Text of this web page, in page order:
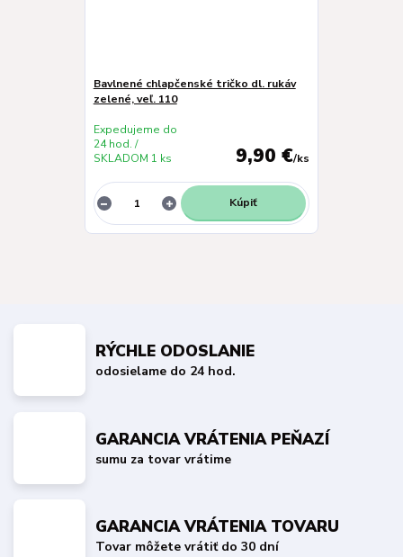
Bavlnené chlapčenské tričko dl. rukáv
zelené, veľ. 110
9,90 €/ks
Expedujeme do
24 hod. /
SKLADOM 1 ks
Kúpiť
RÝCHLE ODOSLANIE
odosielame do 24 hod.
GARANCIA VRÁTENIA PEŇAZÍ
sumu za tovar vrátime
GARANCIA VRÁTENIA TOVARU
Tovar môžete vrátiť do 30 dní